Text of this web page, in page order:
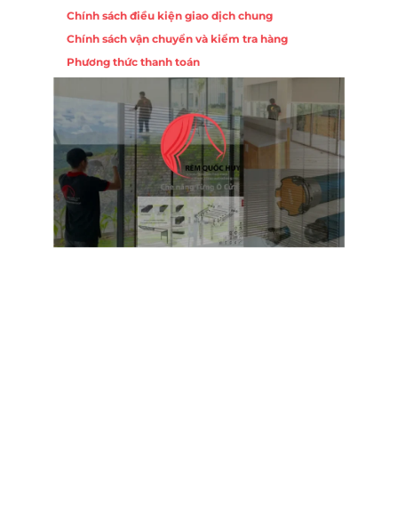
Chính sách điều kiện giao dịch chung
Chính sách vận chuyển và kiểm tra hàng
Phương thức thanh toán